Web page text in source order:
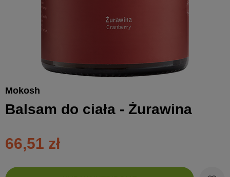
Mokosh
Balsam do ciała - Żurawina
66,51 zł